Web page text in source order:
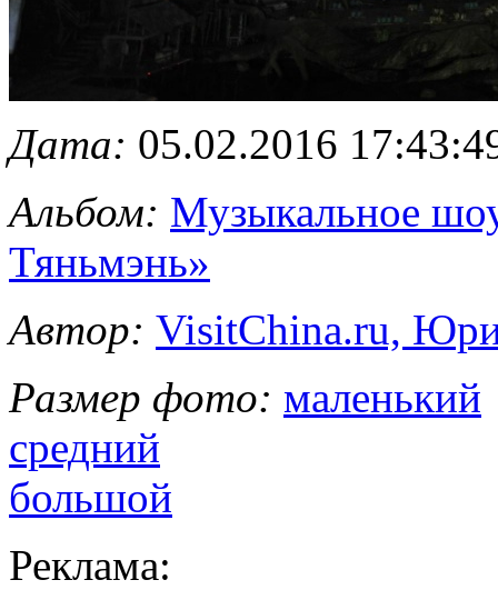
Дата: 05.02.2016
Альбом: Музыкальное
Тяньмэнь»
Автор: VisitChina.ru,
Размер фото: маленький
средний
большой
Реклама: